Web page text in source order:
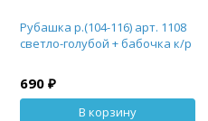
Рубашка р.(104-116) арт. 1108
светло-голубой + бабочка к/р
690 ₽
В корзину